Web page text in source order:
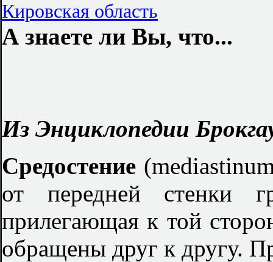
Кировская область
А знаете ли Вы, что...
Из Энциклопедии
Средостение
от передней стенки
прилегающая к той
обращены друг к другу.